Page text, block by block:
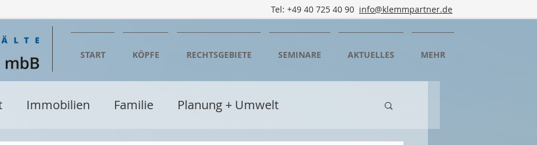
Tel: +49 40 725 40 90 info@klemmpartner.de
START KÖPFE RECHTSGEBIETE SEMINARE AKTUELLES MEHR
Immobilien Familie Planung + Umwelt